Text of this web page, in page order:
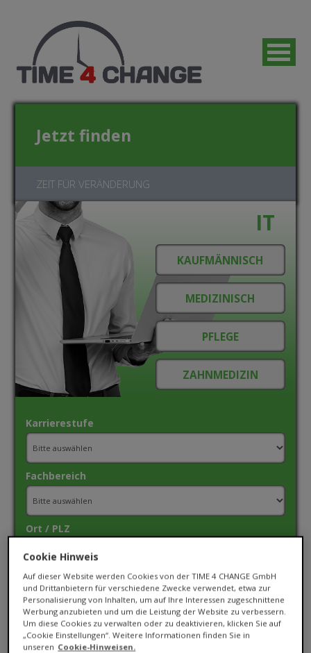
Jetzt bewerben!
Jetzt finden
ZEIT FÜR VERÄNDERUNG
IT
Karrierestufe
Fachbereich
Ort / PLZ
Umkreis
Cookie Hinweis
Auf dieser Website werden Cookies von der TIME 4 CHANGE GmbH
und Drittanbietern für verschiedene Zwecke verwendet, etwa zur
Personalisierung von Inhalten, um auf Ihre Interessen zugeschnittene
Werbung anzubieten und um die Leistung der Website zu verbessern.
Um diese Cookies zu verwalten oder zu deaktivieren, klicken Sie auf
„Cookie Einstellungen“. Weitere Informationen finden Sie in
unseren Cookie-Hinweisen.